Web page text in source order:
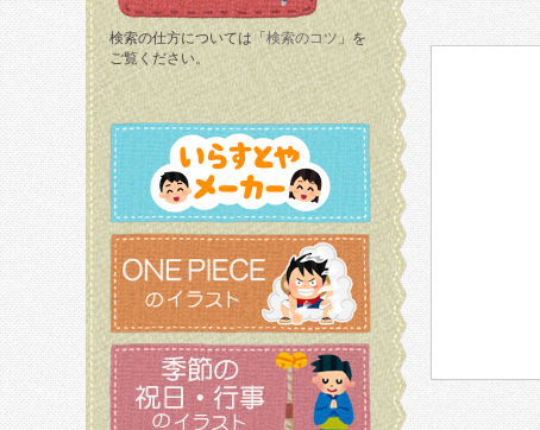
検索の仕方については「 検索のコツ 」を
ご覧ください。